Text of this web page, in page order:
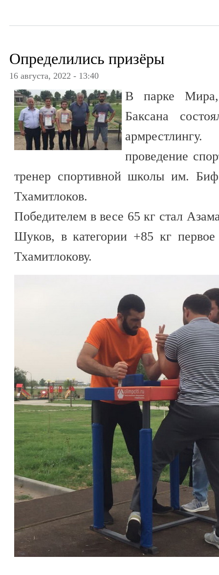
Определились призёры
16 августа, 2022 - 13:40
В парке
Баксана
проведение
тренер спортивной школы им.
Тхамитлоков.
Победителем в весе 65 кг стал
Шуков, в категории +85 кг
Тхамитлокову.